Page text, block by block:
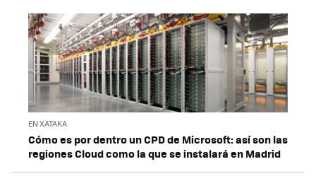
EN XATAKA
Cómo es por dentro un CPD de Microsoft: así son las
regiones Cloud como la que se instalará en Madrid